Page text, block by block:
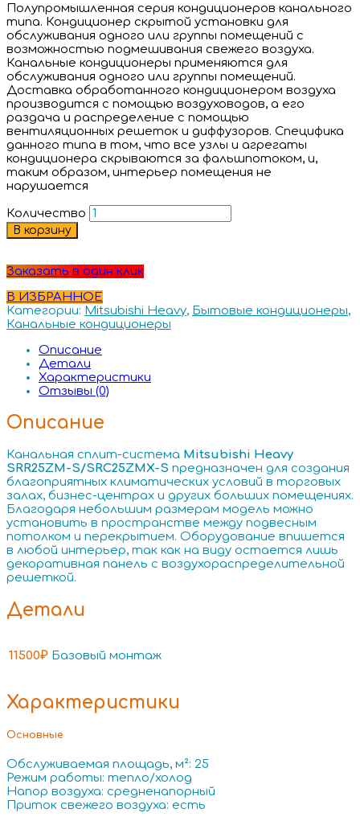
Полупромышленная серия кондиционеров канального
типа. Кондиционер скрытой установки для
обслуживания одного или группы помещений с
возможностью подмешивания свежего воздуха.
Канальные кондиционеры применяются для
обслуживания одного или группы помещений.
Доставка обработанного кондиционером воздуха
производится с помощью воздуховодов, а его
раздача и распределение с помощью
вентиляционных решеток и диффузоров. Специфика
данного типа в том, что все узлы и агрегаты
кондиционера скрываются за фальшпотоком, и,
таким образом, интерьер помещения не
нарушается
Количество
В корзину
Заказать в один клик
В ИЗБРАННОЕ
Категории: Mitsubishi Heavy, Бытовые кондиционеры,
Канальные кондиционеры
Описание
Детали
Характеристики
Отзывы (0)
Описание
Канальная сплит-система Mitsubishi Heavy
SRR25ZM-S/SRC25ZMX-S предназначен для создания
благоприятных климатических условий в торговых
залах, бизнес-центрах и других больших помещениях.
Благодаря небольшим размерам модель можно
установить в пространстве между подвесным
потолком и перекрытием. Оборудование впишется
в любой интерьер, так как на виду остается лишь
декоративная панель с воздухораспределительной
решеткой.
Детали
11500₽ Базовый монтаж
Характеристики
Основные
Обслуживаемая площадь, м²: 25
Режим работы: тепло/холод
Напор воздуха: средненапорный
Приток свежего воздуха: есть